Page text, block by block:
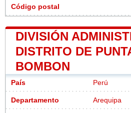
Código postal
DIVISIÓN
DISTRITO DE
BOMBON
País Perú
Departamento Arequipa